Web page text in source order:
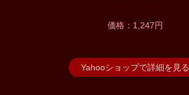
価格：1,247円
Yahooショップで詳細を見る